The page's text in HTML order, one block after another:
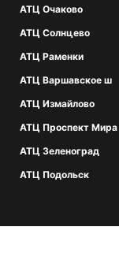
АТЦ Очаково
АТЦ Солнцево
АТЦ Раменки
АТЦ Варшавское ш
АТЦ Измайлово
АТЦ Проспект Мира
АТЦ Зеленоград
АТЦ Подольск